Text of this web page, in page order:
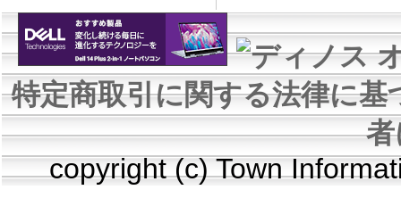
特定商取引に関する法律に基
copyright (c) Town